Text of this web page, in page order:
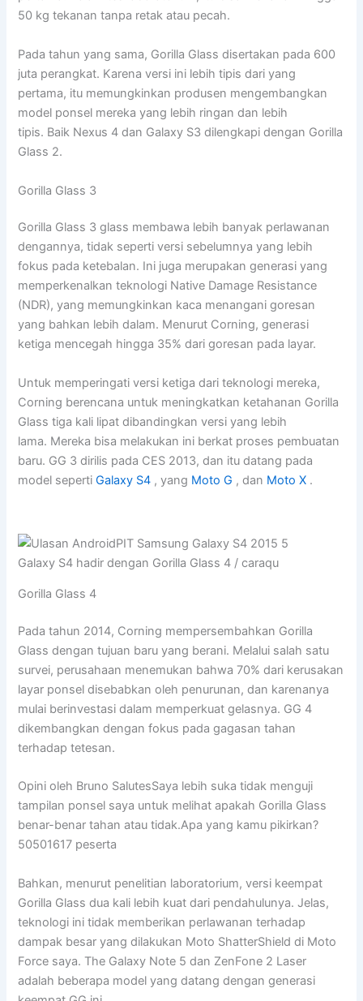
50 kg tekanan tanpa retak atau pecah.
Pada tahun yang sama, Gorilla Glass disertakan pada 600
juta perangkat. Karena versi ini lebih tipis dari yang
pertama, itu memungkinkan produsen mengembangkan
model ponsel mereka yang lebih ringan dan lebih
tipis. Baik Nexus 4 dan Galaxy S3 dilengkapi dengan Gorilla
Glass 2.
Gorilla Glass 3
Gorilla Glass 3 glass membawa lebih banyak perlawanan
dengannya, tidak seperti versi sebelumnya yang lebih
fokus pada ketebalan. Ini juga merupakan generasi yang
memperkenalkan teknologi Native Damage Resistance
(NDR), yang memungkinkan kaca menangani goresan
yang bahkan lebih dalam. Menurut Corning, generasi
ketiga mencegah hingga 35% dari goresan pada layar.
Untuk memperingati versi ketiga dari teknologi mereka,
Corning berencana untuk meningkatkan ketahanan Gorilla
Glass tiga kali lipat dibandingkan versi yang lebih
lama. Mereka bisa melakukan ini berkat proses pembuatan
baru. GG 3 dirilis pada CES 2013, dan itu datang pada
model sepertiGalaxy S4 , yang Moto G , dan Moto X .
Galaxy S4 hadir dengan Gorilla Glass 4 / caraqu
Gorilla Glass 4
Pada tahun 2014, Corning mempersembahkan Gorilla
Glass dengan tujuan baru yang berani. Melalui salah satu
survei, perusahaan menemukan bahwa 70% dari kerusakan
layar ponsel disebabkan oleh penurunan, dan karenanya
mulai berinvestasi dalam memperkuat gelasnya. GG 4
dikembangkan dengan fokus pada gagasan tahan
terhadap tetesan.
Opini oleh Bruno SalutesSaya lebih suka tidak menguji
tampilan ponsel saya untuk melihat apakah Gorilla Glass
benar-benar tahan atau tidak.Apa yang kamu pikirkan?
50501617 peserta
Bahkan, menurut penelitian laboratorium, versi keempat
Gorilla Glass dua kali lebih kuat dari pendahulunya. Jelas,
teknologi ini tidak memberikan perlawanan terhadap
dampak besar yang dilakukan Moto ShatterShield di Moto
Force saya. The Galaxy Note 5 dan ZenFone 2 Laser
adalah beberapa model yang datang dengan generasi